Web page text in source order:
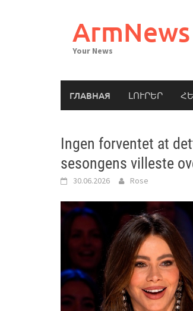
Your News
ГЛАВНАЯ ԼՈՒՐԵՐ
Ingen forventet at
sesongens villeste
30.06.2026 Rose